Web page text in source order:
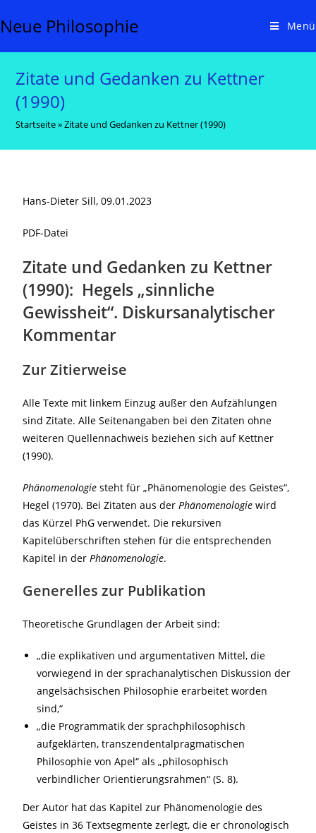
Neue Philosophie Menü
Zitate und Gedanken zu Kettner
(1990)
Startseite»Zitate und Gedanken zu Kettner (1990)
Hans-Dieter Sill, 09.01.2023
PDF-Datei
Zitate und Gedanken zu Kettner
(1990): Hegels „sinnliche
Gewissheit“. Diskursanalytischer
Kommentar
Zur Zitierweise
Alle Texte mit linkem Einzug außer den Aufzählungen
sind Zitate. Alle Seitenangaben bei den Zitaten ohne
weiteren Quellennachweis beziehen sich auf Kettner
(1990).
Phänomenologie steht für „Phänomenologie des Geistes“,
Hegel (1970). Bei Zitaten aus derPhänomenologie wird
das Kürzel PhG verwendet. Die rekursiven
Kapitelüberschriften stehen für die entsprechenden
Kapitel in derPhänomenologie.
Generelles zur Publikation
Theoretische Grundlagen der Arbeit sind:
„die explikativen und argumentativen Mittel, die
vorwiegend in der sprachanalytischen Diskussion der
angelsächsischen Philosophie erarbeitet worden
sind,“
„die Programmatik der sprachphilosophisch
aufgeklärten, transzendentalpragmatischen
Philosophie von Apel“ als „philosophisch
verbindlicher Orientierungsrahmen“ (S. 8).
Der Autor hat das Kapitel zur Phänomenologie des
Geistes in 36 Textsegmente zerlegt, die er chronologisch